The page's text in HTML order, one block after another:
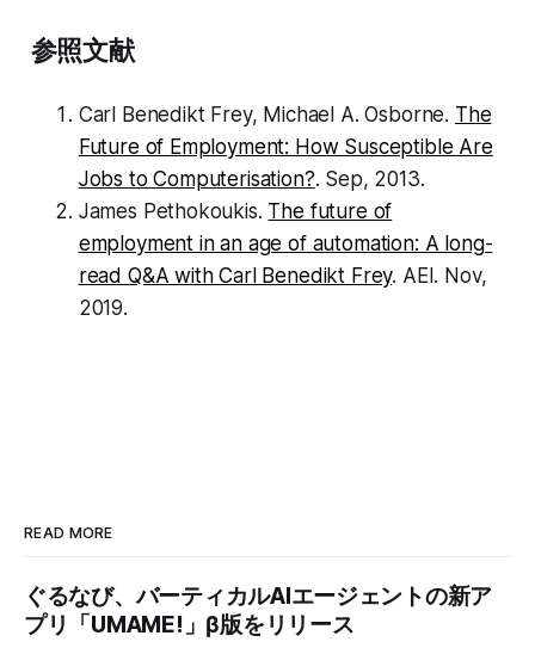
参照文献
Carl Benedikt Frey, Michael A. Osborne. The
Future of Employment: How Susceptible Are
Jobs to Computerisation?. Sep, 2013.
James Pethokoukis. The future of
employment in an age of automation: A long-
read Q&A with Carl Benedikt Frey. AEI. Nov,
2019.
READ MORE
ぐるなび、バーティカルAIエージェントの新ア
プリ「UMAME!」β版をリリース